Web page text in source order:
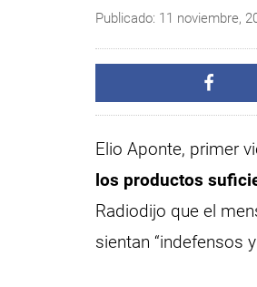
Publicado: 11 noviembre,
Elio Aponte, primer
los productos
Radiodijo que el
sientan “indefensos